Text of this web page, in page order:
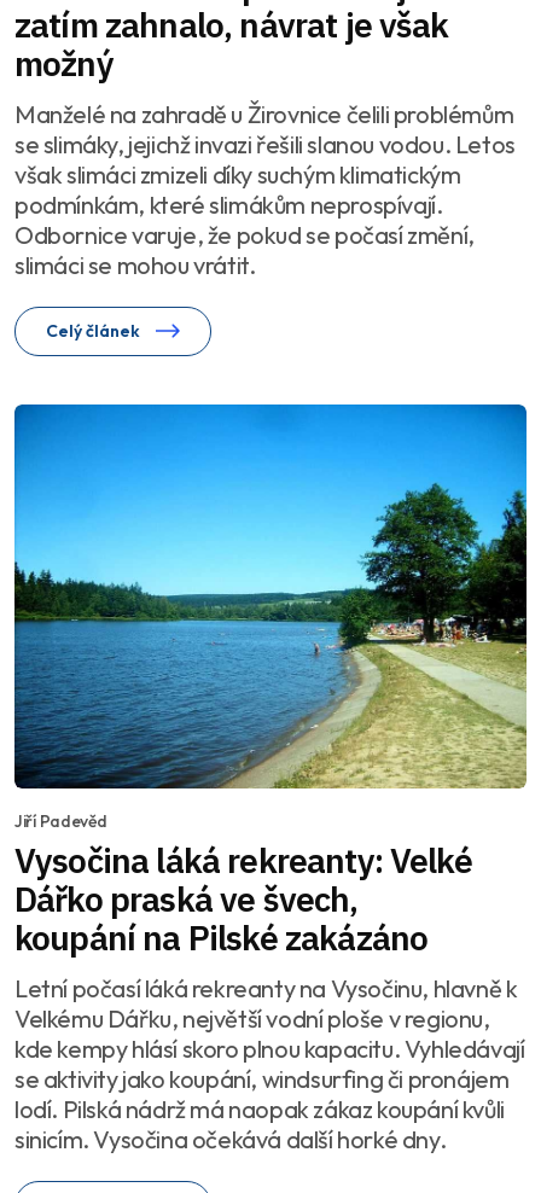
zatím zahnalo, návrat je však
možný
Manželé na zahradě u Žirovnice čelili problémům
se slimáky, jejichž invazi řešili slanou vodou. Letos
však slimáci zmizeli díky suchým klimatickým
podmínkám, které slimákům neprospívají.
Odbornice varuje, že pokud se počasí změní,
slimáci se mohou vrátit.
Celý článek
Jiří Padevěd
Vysočina láká rekreanty: Velké
Dářko praská ve švech,
koupání na Pilské zakázáno
Letní počasí láká rekreanty na Vysočinu, hlavně k
Velkému Dářku, největší vodní ploše v regionu,
kde kempy hlásí skoro plnou kapacitu. Vyhledávají
se aktivity jako koupání, windsurfing či pronájem
lodí. Pilská nádrž má naopak zákaz koupání kvůli
sinicím. Vysočina očekává další horké dny.